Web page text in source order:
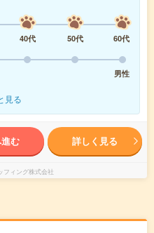
40代 50代
60代
男性
見る
む 詳しく見る
フィング株式会社